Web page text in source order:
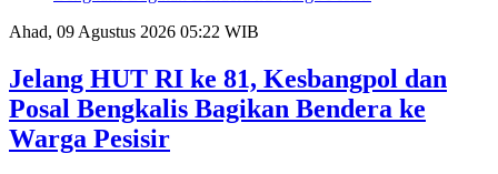
Ahad, 09 Agustus 2026 05:22 WIB
Jelang HUT RI ke 81, Kesbangpol dan
Posal Bengkalis Bagikan Bendera ke
Warga Pesisir